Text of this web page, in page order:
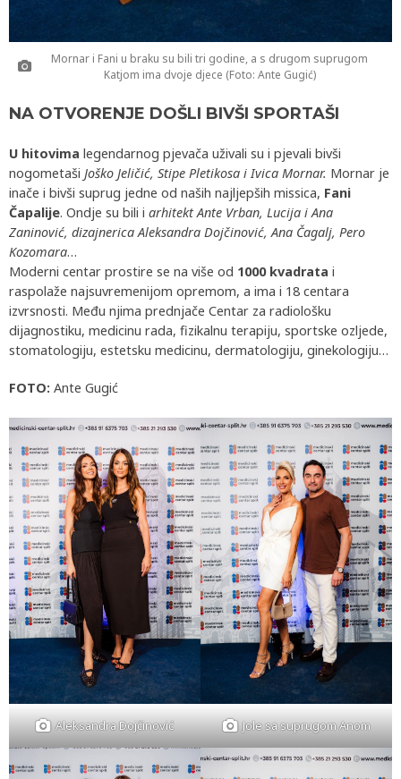
Mornar i Fani u braku su bili tri godine, a s drugom suprugom
Katjom ima dvoje djece (Foto: Ante Gugić)
NA OTVORENJE DOŠLI BIVŠI SPORTAŠI
U hitovima legendarnog pjevača uživali su i pjevali bivši
nogometaši Joško Jeličić, Stipe Pletikosa i Ivica Mornar. Mornar je
inače i bivši suprug jedne od naših najljepših missica, Fani
Čapalije. Ondje su bili i arhitekt Ante Vrban, Lucija i Ana
Zaninović, dizajnerica Aleksandra Dojčinović, Ana Čagalj, Pero
Kozomara…
Moderni centar prostire se na više od 1000 kvadrata i
raspolaže najsuvremenijom opremom, a ima i 18 centara
izvrsnosti. Među njima prednjače Centar za radiološku
dijagnostiku, medicinu rada, fizikalnu terapiju, sportske ozljede,
stomatologiju, estetsku medicinu, dermatologiju, ginekologiju…
FOTO: Ante Gugić
Aleksandra Dojčinović Jole sa suprugom Anom